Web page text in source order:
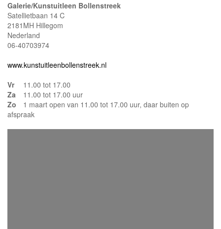
Galerie/Kunstuitleen Bollenstreek
Satellietbaan 14 C
2181MH Hillegom
Nederland
06-40703974
www.kunstuitleenbollenstreek.nl
Vr
11.00 tot 17.00
Za
11.00 tot 17.00 uur
Zo
1 maart open van 11.00 tot 17.00 uur, daar buiten op
afspraak